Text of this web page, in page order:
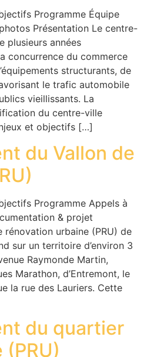
Programme Équipe
Présentation Le centre-
plusieurs années
concurrence du commerce
structurants, de
le trafic automobile
vieillissants. La
du centre-ville
et objectifs […]
du Vallon de
Programme Appels à
& projet
urbaine (PRU) de
sur un territoire d’environ 3
Raymonde Martin,
Marathon, d’Entremont, le
la rue des Lauriers. Cette
du quartier
(PRU)